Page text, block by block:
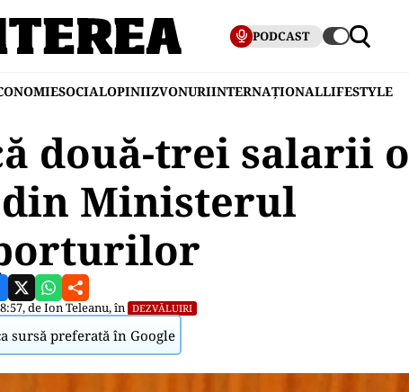
PODCAST
SOCIALOPINIIZVONURIINTERNAȚIONALLIFESTYLE
două-trei salarii o
Ministerul
deIon Teleanu, în DEZVĂLUIRI
sursă preferată în Google